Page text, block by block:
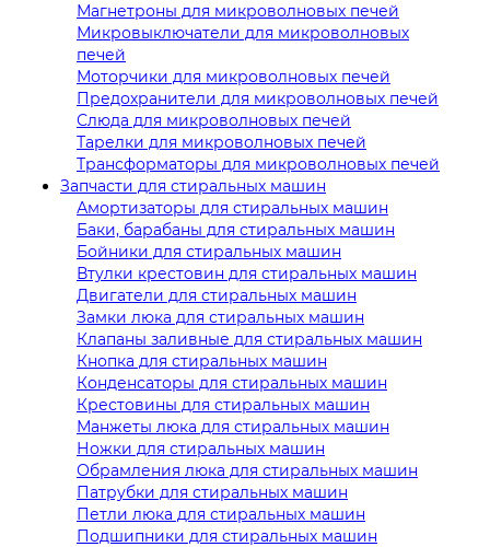
Магнетроны для микроволновых печей
Микровыключатели для микроволновых
печей
Моторчики для микроволновых печей
Предохранители для микроволновых печей
Слюда для микроволновых печей
Тарелки для микроволновых печей
Трансформаторы для микроволновых печей
Запчасти для стиральных машин
Амортизаторы для стиральных машин
Баки, барабаны для стиральных машин
Бойники для стиральных машин
Втулки крестовин для стиральных машин
Двигатели для стиральных машин
Замки люка для стиральных машин
Клапаны заливные для стиральных машин
Кнопка для стиральных машин
Конденсаторы для стиральных машин
Крестовины для стиральных машин
Манжеты люка для стиральных машин
Ножки для стиральных машин
Обрамления люка для стиральных машин
Патрубки для стиральных машин
Петли люка для стиральных машин
Подшипники для стиральных машин